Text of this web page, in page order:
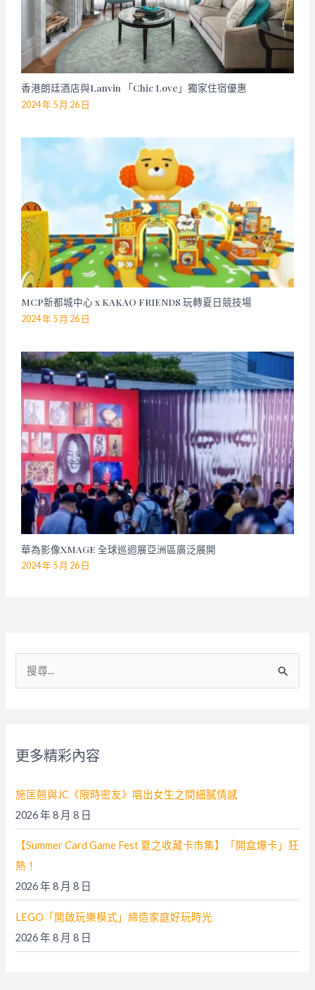
香港朗廷酒店與Lanvin 「Chic Love」獨家住宿優惠
2024 年 5 月 26 日
MCP新都城中心 x KAKAO FRIENDS 玩轉夏日競技場
2024 年 5 月 26 日
華為影像XMAGE 全球巡迴展亞洲區廣泛展開
2024 年 5 月 26 日
:
更多精彩內容
施匡翹與JC《限時密友》唱出女生之間細膩情感
2026 年 8 月 8 日
【Summer Card Game Fest 夏之收藏卡市集】「開盒爆卡」狂
熱！
2026 年 8 月 8 日
LEGO「開啟玩樂模式」締造家庭好玩時光
2026 年 8 月 8 日